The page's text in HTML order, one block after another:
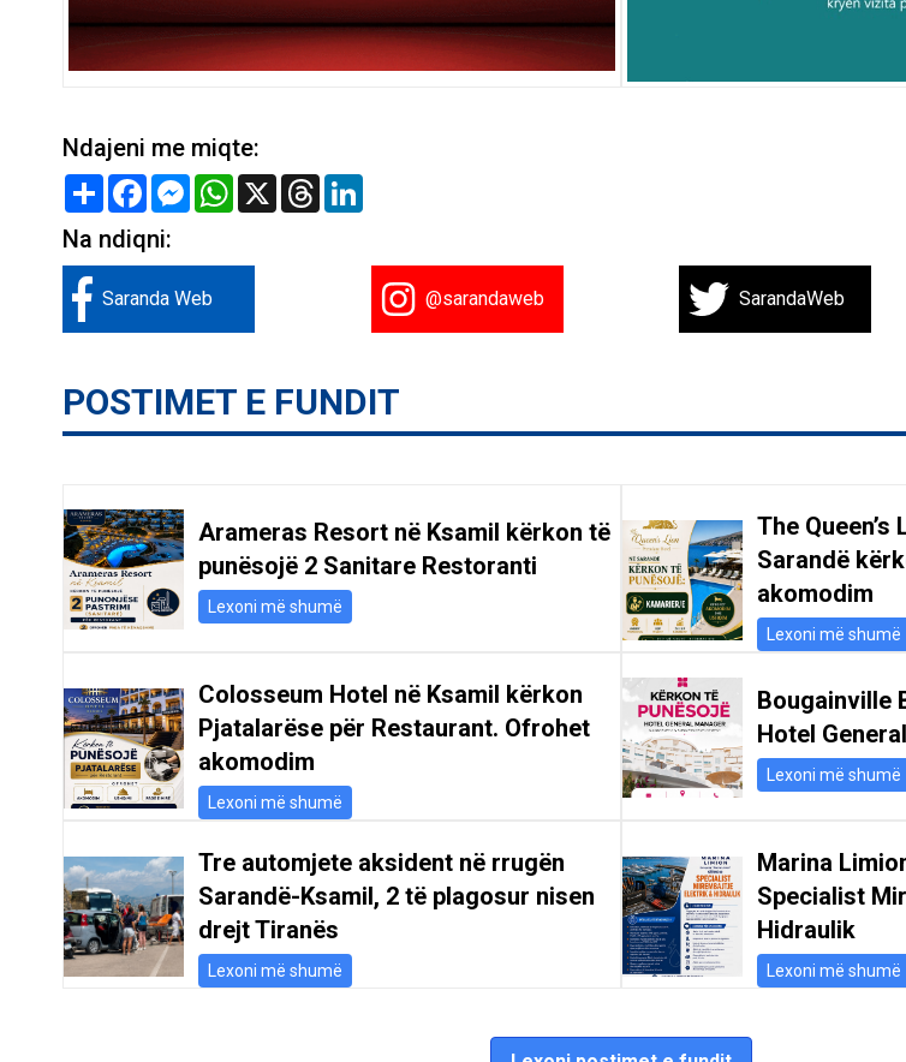
Ndajeni me miqte:
Share FacebookMessenger
WhatsApp
X Threads
Na ndiqni:
Saranda Web @sarandaweb SarandaWeb
POSTIMET E FUNDIT
Arameras Resort në Ksamil kërkon të
punësojë 2 Sanitare Restoranti
Lexoni më shumë
The
Sarandë
akomodim
Lexoni më shumë
Colosseum Hotel në Ksamil kërkon
Pjatalarëse për Restaurant. Ofrohet
akomodim
Lexoni më shumë
Bougainville
Hotel
Lexoni më shumë
Tre automjete aksident në rrugën
Sarandë-Ksamil, 2 të plagosur nisen
drejt Tiranës
Lexoni më shumë
Marina
Specialist
Hidraulik
Lexoni më shumë